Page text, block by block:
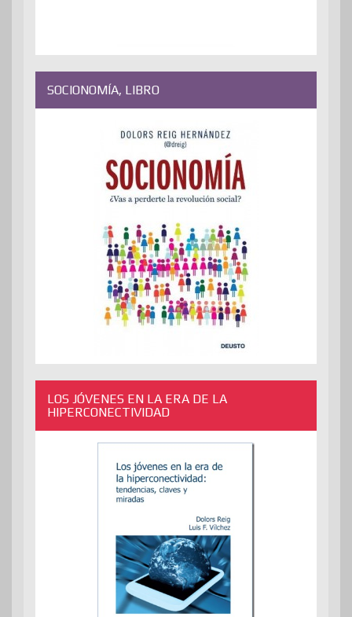
SOCIONOMÍA, LIBRO
LOS JÓVENES EN LA ERA DE LA
HIPERCONECTIVIDAD